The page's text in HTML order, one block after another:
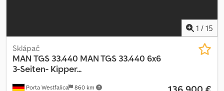
1 / 15
Porta Westfalica 860 km
Sklápač
MAN TGS 33.440 MAN TGS 33.440 6x6
3-Seiten- Kipper...